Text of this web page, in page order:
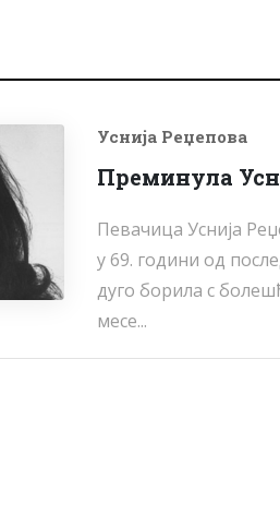
Уснија Реџепова
Преминула
Певачица Уснија
у 69. години од
дуго борила с
месе...